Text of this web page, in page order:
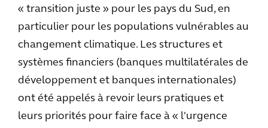
« transition juste » pour les pays du Sud, en
particulier pour les populations vulnérables au
changement climatique. Les structures et
systèmes financiers (banques multilatérales de
développement et banques internationales)
ont été appelés à revoir leurs pratiques et
leurs priorités pour faire face à « l'urgence